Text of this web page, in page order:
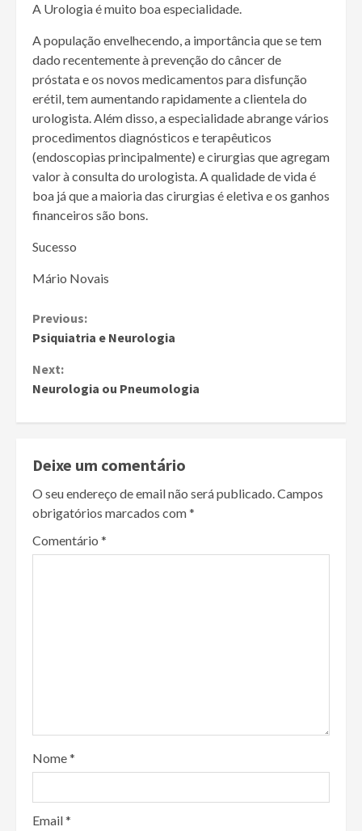
A Urologia é muito boa especialidade.
A população envelhecendo, a importância que se tem
dado recentemente à prevenção do câncer de
próstata e os novos medicamentos para disfunção
erétil, tem aumentando rapidamente a clientela do
urologista. Além disso, a especialidade abrange vários
procedimentos diagnósticos e terapêuticos
(endoscopias principalmente) e cirurgias que agregam
valor à consulta do urologista. A qualidade de vida é
boa já que a maioria das cirurgias é eletiva e os ganhos
financeiros são bons.
Sucesso
Mário Novais
Continue
Reading
Previous:
Psiquiatria e Neurologia
Next:
Neurologia ou Pneumologia
Deixe um comentário
O seu endereço de email não será publicado.Campos
obrigatórios marcados com*
Comentário *
Nome*
Email*